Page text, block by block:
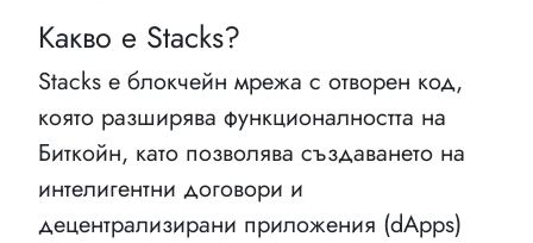
Какво е Stacks?
Stacks е блокчейн мрежа с отворен код,
която разширява функционалността на
Биткойн, като позволява създаването на
интелигентни договори и
децентрализирани приложения (dApps)